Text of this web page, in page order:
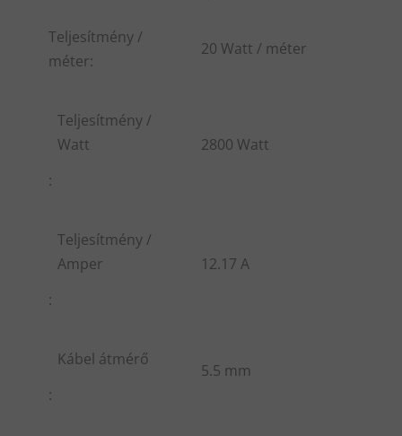
Teljesítmény /
méter:
20 Watt / méter
Teljesítmény /
Watt
:
2800 Watt
Teljesítmény /
Amper
:
12.17 A
Kábel átmérő
:
5.5 mm